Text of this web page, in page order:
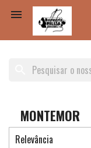

MONTEMOR
Relevância